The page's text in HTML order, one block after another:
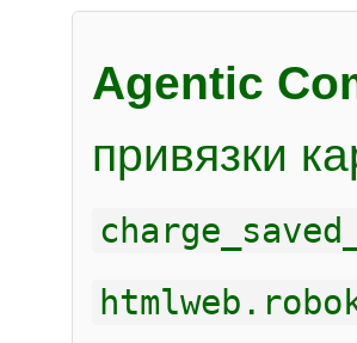
Agentic
привязки